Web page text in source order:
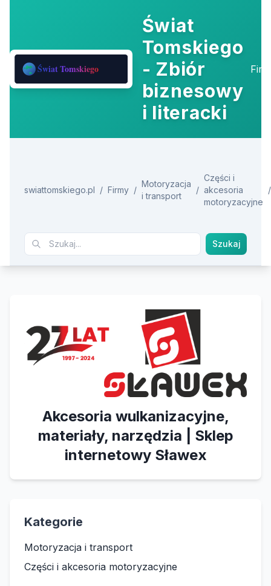
Świat
Tomskiego
- Zbiór
biznesowy
i literacki
swiattomskiego.pl / Firmy /
Motoryzacja
i transport
/
Części i
akcesoria
motoryzacyjne
/
Szukaj
Akcesoria wulkanizacyjne,
materiały, narzędzia | Sklep
internetowy Sławex
Kategorie
Motoryzacja i transport
Części i akcesoria motoryzacyjne